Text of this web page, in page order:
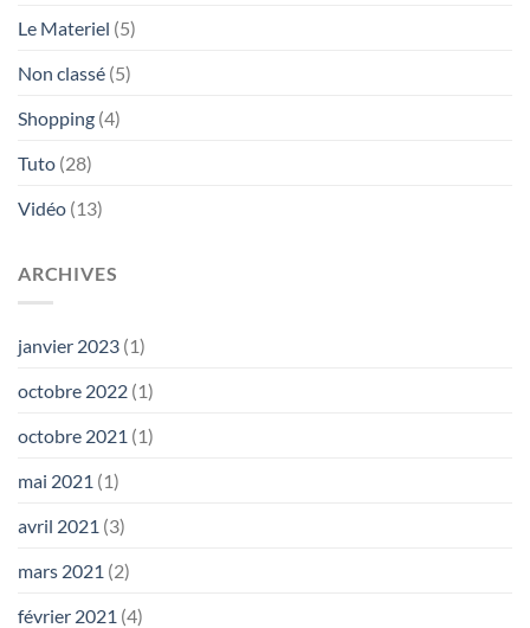
Le Materiel (5)
Non classé (5)
Shopping (4)
Tuto (28)
Vidéo (13)
ARCHIVES
janvier 2023 (1)
octobre 2022 (1)
octobre 2021 (1)
mai 2021 (1)
avril 2021 (3)
mars 2021 (2)
février 2021 (4)